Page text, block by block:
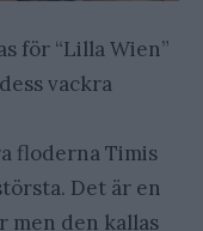
för “Lilla Wien”
vackra
floderna Timis
Det är en
men den kallas